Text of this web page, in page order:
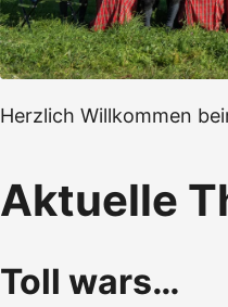
Herzlich Willkommen
Aktuelle
Toll wars…